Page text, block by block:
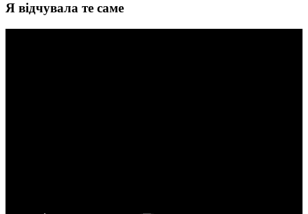
Я відчувала те саме